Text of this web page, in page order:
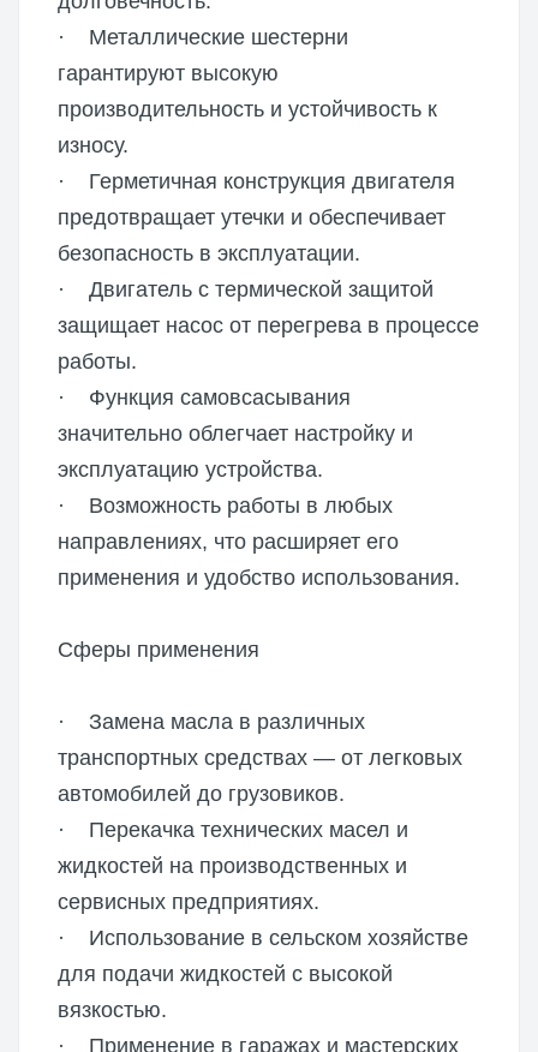
· Металлические шестерни
гарантируют высокую
производительность и устойчивость к
износу.
· Герметичная конструкция двигателя
предотвращает утечки и обеспечивает
безопасность в эксплуатации.
· Двигатель с термической защитой
защищает насос от перегрева в процессе
работы.
· Функция самовсасывания
значительно облегчает настройку и
эксплуатацию устройства.
· Возможность работы в любых
направлениях, что расширяет его
применения и удобство использования.
Сферы применения
· Замена масла в различных
транспортных средствах — от легковых
автомобилей до грузовиков.
· Перекачка технических масел и
жидкостей на производственных и
сервисных предприятиях.
· Использование в сельском хозяйстве
для подачи жидкостей с высокой
вязкостью.
· Применение в гаражах и мастерских